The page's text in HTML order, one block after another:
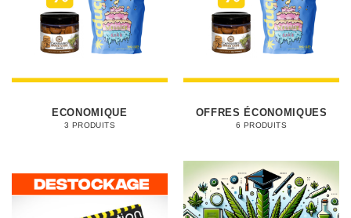
ECONOMIQUE
3 PRODUITS
OFFRES ÉCONOMIQUES
6 PRODUITS